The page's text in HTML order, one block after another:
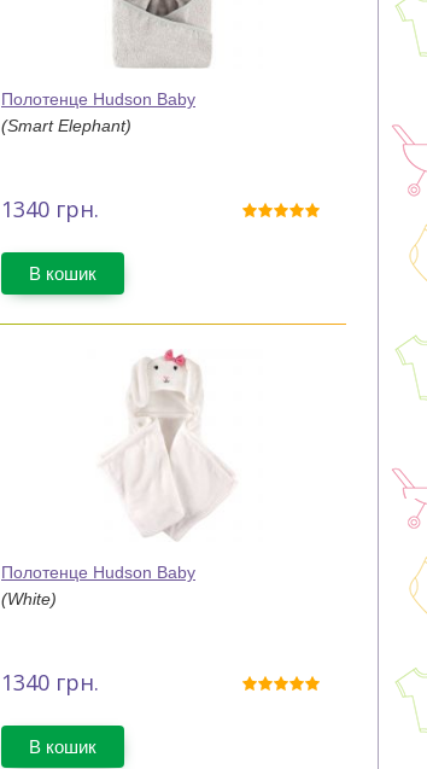
Полотенце Hudson Baby
(Smart Elephant)
1340 грн.
В кошик
Полотенце Hudson Baby
(White)
1340 грн.
В кошик